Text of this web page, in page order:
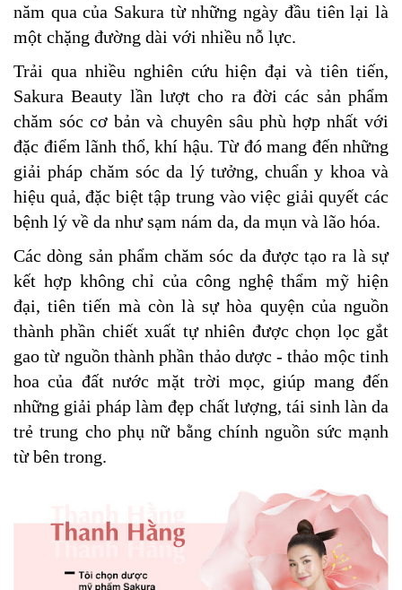
năm qua của Sakura từ những ngày đầu tiên lại là
một chặng đường dài với nhiều nỗ lực.
Trải qua nhiều nghiên cứu hiện đại và tiên tiến,
Sakura Beauty lần lượt cho ra đời các sản phẩm
chăm sóc cơ bản và chuyên sâu phù hợp nhất với
đặc điểm lãnh thổ, khí hậu. Từ đó mang đến những
giải pháp chăm sóc da lý tưởng, chuẩn y khoa và
hiệu quả, đặc biệt tập trung vào việc giải quyết các
bệnh lý về da như sạm nám da, da mụn và lão hóa.
Các dòng sản phẩm chăm sóc da được tạo ra là sự
kết hợp không chỉ của công nghệ thẩm mỹ hiện
đại, tiên tiến mà còn là sự hòa quyện của nguồn
thành phần chiết xuất tự nhiên được chọn lọc gắt
gao từ nguồn thành phần thảo dược - thảo mộc tinh
hoa của đất nước mặt trời mọc, giúp mang đến
những giải pháp làm đẹp chất lượng, tái sinh làn da
trẻ trung cho phụ nữ bằng chính nguồn sức mạnh
từ bên trong.